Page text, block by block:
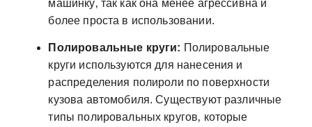
машинку‚ так как она менее агрессивна и
более проста в использовании.
Полировальные круги: Полировальные
круги используются для нанесения и
распределения полироли по поверхности
кузова автомобиля. Существуют различные
типы полировальных кругов‚ которые